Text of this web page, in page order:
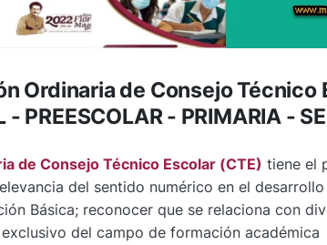
Ordinaria de Consejo Técnico
- PREESCOLAR - PRIMARIA -
de Consejo Técnico Escolar (CTE) tiene el
del sentido numérico en el
Básica; reconocer que se relaciona con
del campo de formación académica